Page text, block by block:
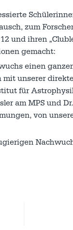
zum
und ihren
gemacht:
einen
unserer
für
am MPS und
von